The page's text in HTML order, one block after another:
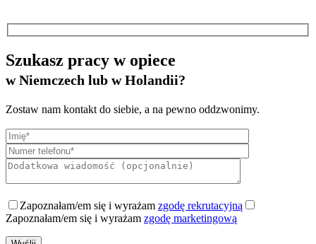
Szukasz pracy w opiece
w Niemczech lub w Holandii?
Zostaw nam kontakt do siebie, a na pewno oddzwonimy.
Zapoznałam/em się i wyrażam zgodę rekrutacyjną
Zapoznałam/em się i wyrażam zgodę marketingową